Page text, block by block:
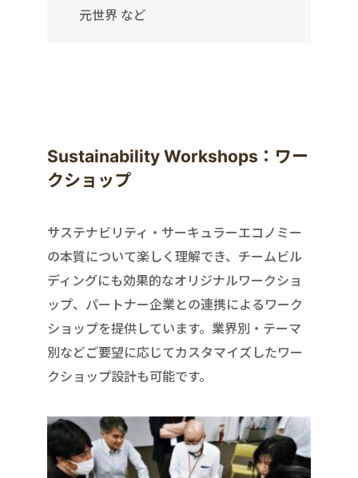
元世界 など
Sustainability Workshops：ワー
クショップ
サステナビリティ・サーキュラーエコノミー
の本質について楽しく理解でき、チームビル
ディングにも効果的なオリジナルワークショ
ップ、パートナー企業との連携によるワーク
ショップを提供しています。業界別・テーマ
別などご要望に応じてカスタマイズしたワー
クショップ設計も可能です。